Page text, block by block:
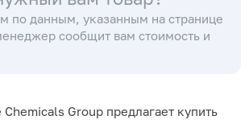
температуры
по данным, указанным на странице
сообщит вам стоимость и
Group предлагает купить